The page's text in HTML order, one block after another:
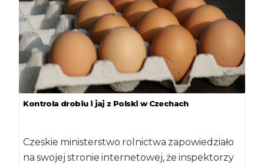
Kontrola drobiu i jaj z Polski w Czechach
Czeskie ministerstwo rolnictwa zapowiedziało
na swojej stronie internetowej, że inspektorzy